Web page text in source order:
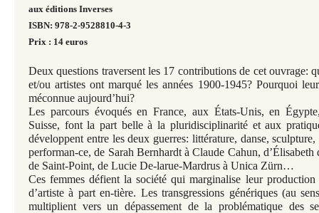
aux éditions Inverses
ISBN: 978-2-9528810-4-3
Prix : 14 euros
Deux questions traversent les 17 contributions de cet ouvrage:
et/ou artistes ont marqué les années 1900-1945? Pourquoi
méconnue aujourd’hui?
Les parcours évoqués en France, aux États-Unis, en
Suisse, font la part belle à la pluridisciplinarité et aux
développent entre les deux guerres: littérature, danse,
performan-ce, de Sarah Bernhardt à Claude Cahun,
de Saint-Point, de Lucie De-larue-Mardrus à Unica Zürn…
Ces femmes défient la société qui marginalise leur
d’artiste à part en-tière. Les transgressions génériques (au
multiplient vers un dépassement de la problématique des